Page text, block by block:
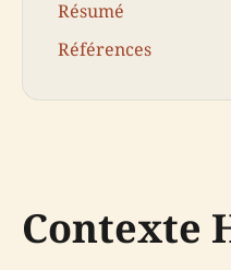
Résumé
Références
Contexte